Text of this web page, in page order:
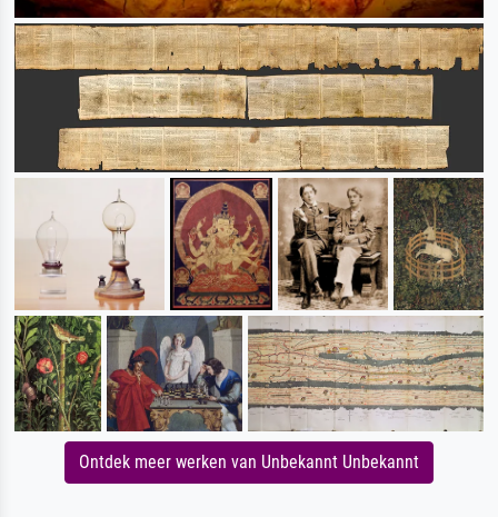
Ontdek meer werken van Unbekannt Unbekannt